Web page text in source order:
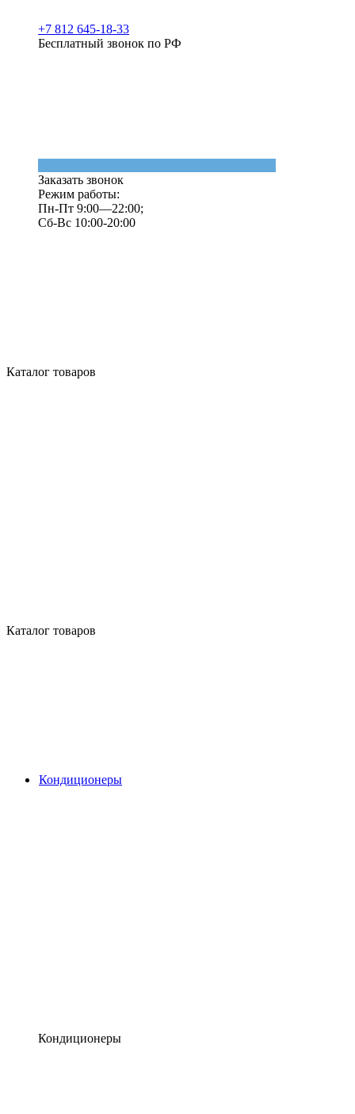
+7 812 645-18-33
Бесплатный звонок по РФ
Заказать звонок
Режим работы:
Пн-Пт 9:00—22:00;
Сб-Вс 10:00-20:00
Каталог товаров
Каталог товаров
Кондиционеры
Кондиционеры